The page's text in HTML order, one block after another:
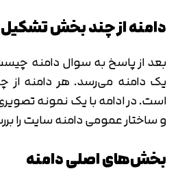
دامنه از چند بخش
بعد از پاسخ به سوال دامنه
یک دامنه می‌رسد. هر دامنه‌
است. در ادامه با یک نمونه
و ساختار عمومی دامنه سایت را
بخش‌های اصلی دامنه